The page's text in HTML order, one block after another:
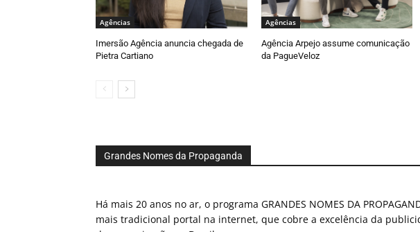
Agências
Imersão Agência anuncia chegada de
Pietra Cartiano
Agências
Agência Arpejo assume comunicação
da PagueVeloz
Grandes Nomes da Propaganda
Há mais 20 anos no ar, o programa GRANDES NOMES DA
mais tradicional portal na internet, que cobre a excelência da